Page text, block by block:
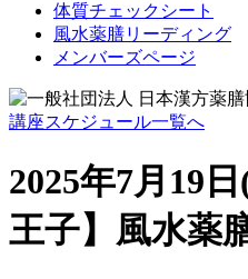
体質チェックシート
風水薬膳リーディング
メンバーズページ
講座スケジュール一覧へ
2025年7月19
王子】風水薬